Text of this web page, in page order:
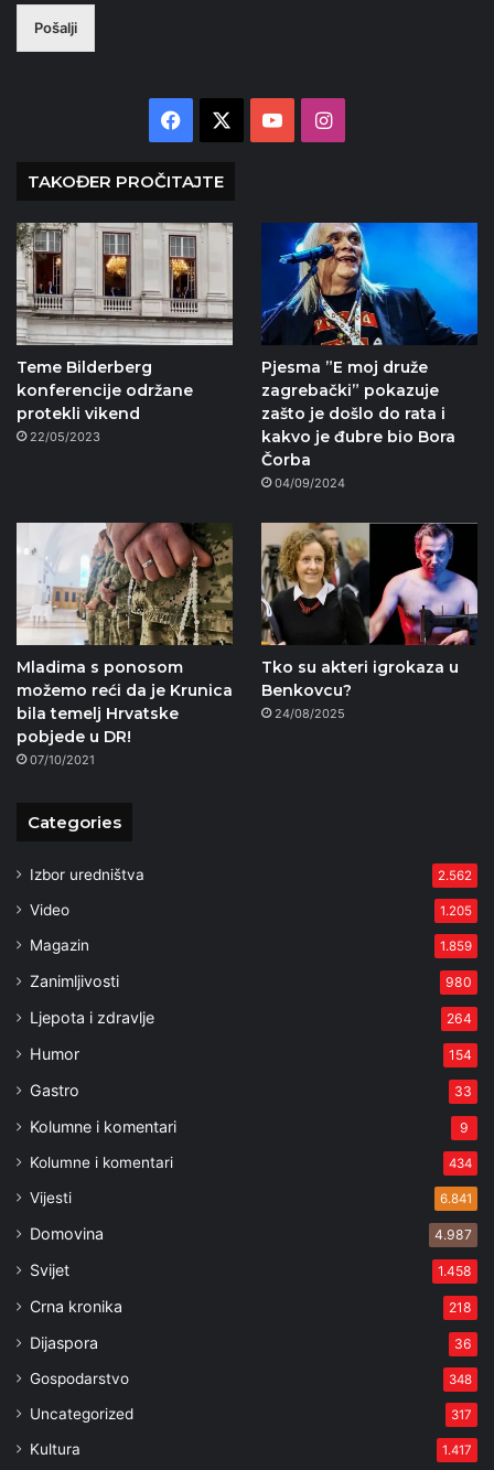
Pošalji
Facebook YouTubeInstagram
TAKOĐER PROČITAJTE
Teme Bilderberg
konferencije održane
protekli vikend
22/05/2023
Pjesma ”E moj druže
zagrebački” pokazuje
zašto je došlo do rata i
kakvo je đubre bio Bora
Čorba
04/09/2024
Mladima s ponosom
možemo reći da je Krunica
bila temelj Hrvatske
pobjede u DR!
07/10/2021
Tko su akteri igrokaza u
Benkovcu?
24/08/2025
Categories
Izbor uredništva 2.562
Video 1.205
Magazin 1.859
Zanimljivosti 980
Ljepota i zdravlje 264
Humor 154
Gastro 33
Kolumne i komentari 9
Kolumne i komentari 434
Vijesti 6.841
Domovina 4.987
Svijet 1.458
Crna kronika 218
Dijaspora 36
Gospodarstvo 348
Uncategorized 317
Kultura 1.417